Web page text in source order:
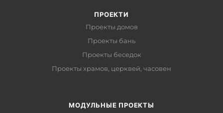
ПРОЕКТИ
Проекты домов
Проекты бань
Проекты беседок
Проекты храмов, церквей, часовен
МОДУЛЬНЫЕ ПРОЕКТЫ